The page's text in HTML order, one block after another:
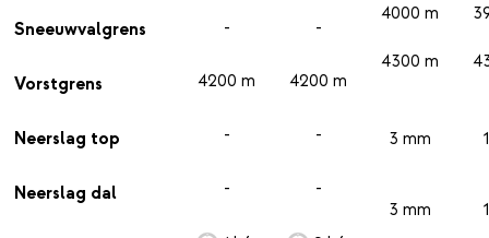
Sneeuwvalgrens
Vorstgrens
Neerslag top
Neerslag dal
-
4200 m
-
-
-
4200 m
-
-
4000 m
4300 m
3 mm
3 mm